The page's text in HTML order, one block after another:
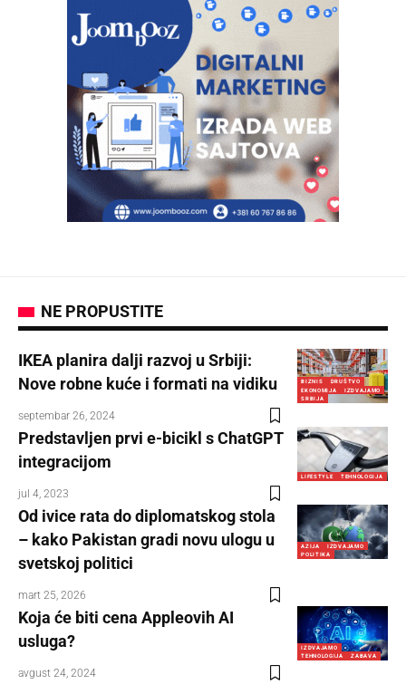
NE PROPUSTITE
BIZNIS
DRUŠTVO
EKONOMIJA
IZDVAJAMO
SRBIJA
IKEA planira dalji razvoj u Srbiji:
Nove robne kuće i formati na vidiku
septembar 26, 2024
LIFESTYLE TEHNOLOGIJA
Predstavljen prvi e-bicikl s ChatGPT
integracijom
jul 4, 2023
AZIJA
IZDVAJAMO
POLITIKA
Od ivice rata do diplomatskog stola
– kako Pakistan gradi novu ulogu u
svetskoj politici
mart 25, 2026
IZDVAJAMO
TEHNOLOGIJA
ZABAVA
Koja će biti cena Appleovih AI
usluga?
avgust 24, 2024